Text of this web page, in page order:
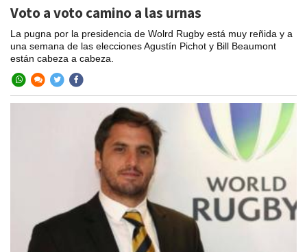
Voto a voto camino a las urnas
La pugna por la presidencia de Wolrd Rugby está muy reñida y a
una semana de las elecciones Agustín Pichot y Bill Beaumont
están cabeza a cabeza.